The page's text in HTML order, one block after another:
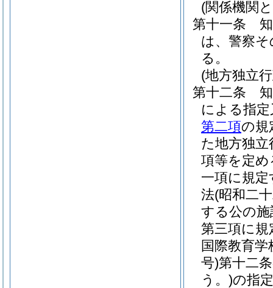
(関係機関
第十一条
は、警察
る。
(地方独立
第十二条
による指
第二項の規
た地方独立
項等を定め
一項に規
法(昭和二
する公の
第三項に
国際教育学
号)第十二
う。)の指